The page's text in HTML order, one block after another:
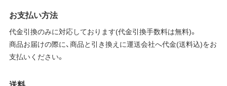
お支払い方法
代金引換のみに対応しております(代金引換手数料は無料)。
商品お届けの際に、商品と引き換えに運送会社へ代金(送料込)をお
支払いください。